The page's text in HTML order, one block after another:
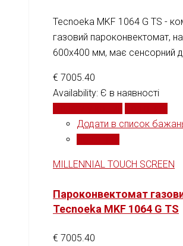
Tecnoeka MKF 1064 G TS -
газовий пароконвектомат,
600х400 мм, має сенсорний
€ 7005.40
Availability: Є в наявності
Додати в список
MILLENNIAL TOUCH SCREEN
Пароконвектомат
Tecnoeka MKF 1064 G TS
€ 7005.40